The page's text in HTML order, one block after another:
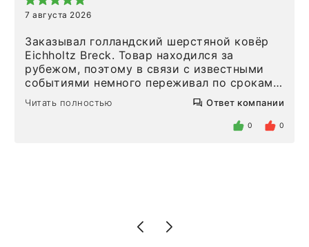
7 августа 2026
Заказывал голландский шерстяной ковёр
Eichholtz Breck. Товар находился за
рубежом, поэтому в связи с известными
событиями немного переживал по срокам.
Но homeadore привезли ровно в
определенное в договоре время, без
то качество выше всяких похвал. Выглядит
Читать полностью Ответ компании
0 0